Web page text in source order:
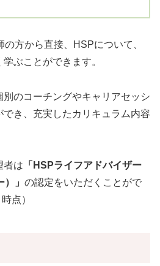
方から直接、HSPについて、
ぶことができます。
のコーチングやキャリアセッシ
でき、充実したカリキュラム内容
者は 「HSPライフアドバイザー
」 の認定をいただくことがで
点）